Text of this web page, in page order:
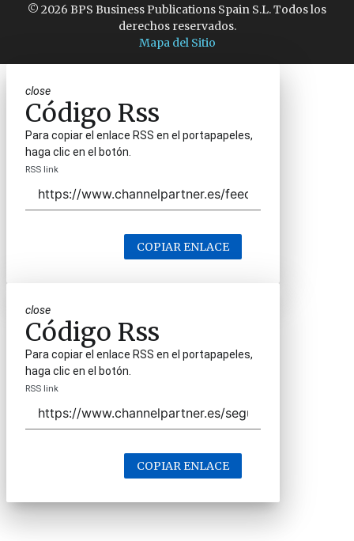
© 2026 BPS Business Publications Spain S.L. Todos los
derechos reservados.
Mapa del Sitio
close
Código Rss
Para copiar el enlace RSS en el portapapeles,
haga clic en el botón.
RSS link
COPIAR ENLACE
close
Código Rss
Para copiar el enlace RSS en el portapapeles,
haga clic en el botón.
RSS link
COPIAR ENLACE